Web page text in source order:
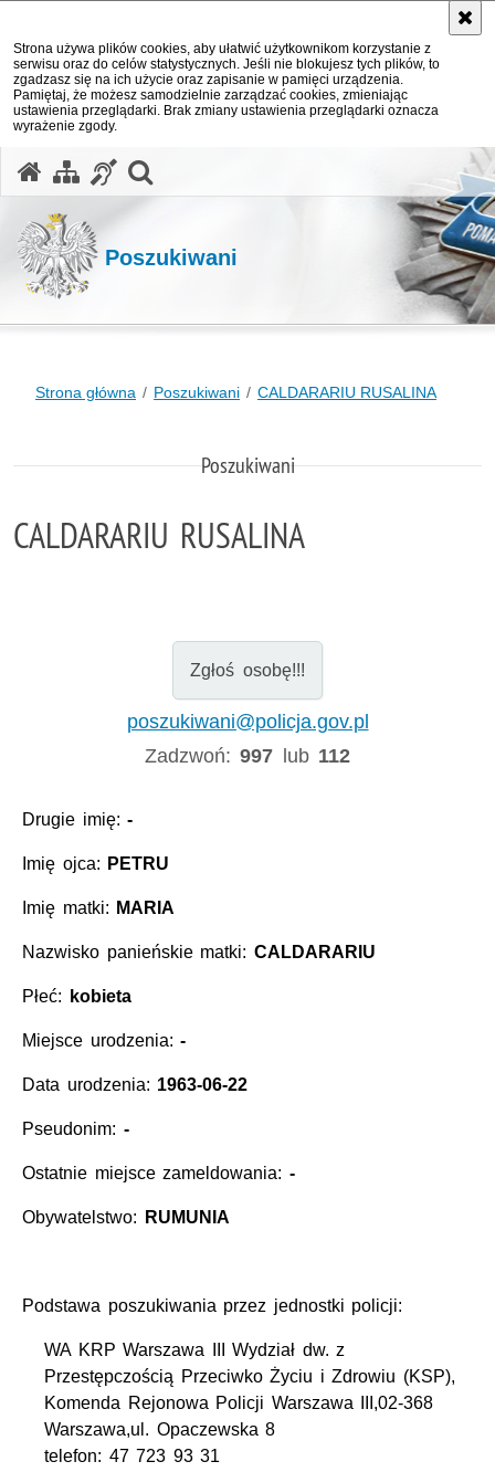
Strona używa plików cookies, aby ułatwić użytkownikom korzystanie z
serwisu oraz do celów statystycznych. Jeśli nie blokujesz tych plików, to
zgadzasz się na ich użycie oraz zapisanie w pamięci urządzenia.
Pamiętaj, że możesz samodzielnie zarządzać cookies, zmieniając
ustawienia przeglądarki. Brak zmiany ustawienia przeglądarki oznacza
wyrażenie zgody.
Poszukiwani
Strona główna Poszukiwani CALDARARIU RUSALINA
Poszukiwani
CALDARARIU RUSALINA
Zgłoś osobę!!!
poszukiwani@policja.gov.pl
Zadzwoń:997 lub 112
Drugie imię:-
Imię ojca: PETRU
Imię matki: MARIA
Nazwisko panieńskie matki: CALDARARIU
Płeć: kobieta
Miejsce urodzenia:-
Data urodzenia: 1963-06-22
Pseudonim: -
Ostatnie miejsce zameldowania: -
Obywatelstwo: RUMUNIA
Podstawa poszukiwania przez jednostki policji:
WA KRP Warszawa III Wydział dw. z
Przestępczością Przeciwko Życiu i Zdrowiu (KSP),
Komenda Rejonowa Policji Warszawa III,02-368
Warszawa,ul. Opaczewska 8
telefon: 47 723 93 31